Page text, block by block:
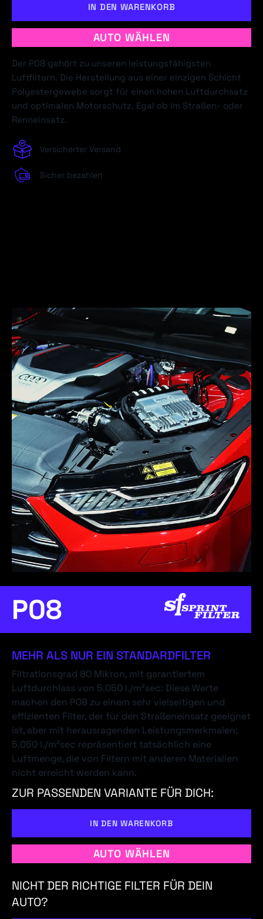
IN DEN WARENKORB
AUTO WÄHLEN
Der P08 gehört zu unseren leistungsfähigsten
Luftfiltern. Die Herstellung aus einer einzigen Schicht
Polyestergewebe sorgt für einen hohen Luftdurchsatz
und optimalen Motorschutz. Egal ob im Straßen- oder
Renneinsatz.
Versicherter Versand
Sicher bezahlen
P08
MEHR ALS NUR EIN STANDARDFILTER
Filtrationsgrad 80 Mikron, mit garantiertem
Luftdurchlass von 5.050 l./m²sec: Diese Werte
machen den P08 zu einem sehr vielseitigen und
effizienten Filter, der für den Straßeneinsatz geeignet
ist, aber mit herausragenden Leistungsmerkmalen:
5.050 l./m²sec repräsentiert tatsächlich eine
Luftmenge, die von Filtern mit anderen Materialien
nicht erreicht werden kann.
ZUR PASSENDEN VARIANTE FÜR DICH:
IN DEN WARENKORB
AUTO WÄHLEN
NICHT DER RICHTIGE FILTER FÜR DEIN
AUTO?